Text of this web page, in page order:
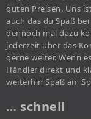
guten Preisen. Uns
auch das du Spaß
dennoch mal dazu
jederzeit über das
gerne weiter. Wenn
Händler direkt und
weiterhin Spaß am
… schnell